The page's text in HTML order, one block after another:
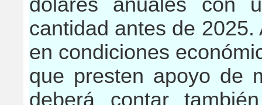
dólares anuales con
cantidad antes de
en condiciones
que presten apoyo de
deberá contar